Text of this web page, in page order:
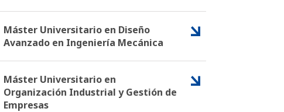
Máster Universitario en Diseño
Avanzado en Ingeniería Mecánica
Máster Universitario en
Organización Industrial y Gestión de
Empresas